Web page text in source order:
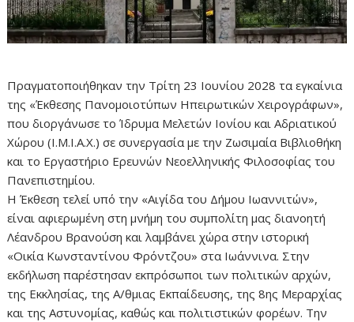
Πραγματοποιήθηκαν την Τρίτη 23 Ιουνίου 2028 τα εγκαίνια
της «Έκθεσης Πανομοιοτύπων Ηπειρωτικών Χειρογράφων»,
που διοργάνωσε το Ίδρυμα Μελετών Ιονίου και Αδριατικού
Χώρου (Ι.Μ.Ι.Α.Χ.) σε συνεργασία με την Ζωσιμαία Βιβλιοθήκη
και το Εργαστήριο Ερευνών Νεοελληνικής Φιλοσοφίας του
Πανεπιστημίου.
Η Έκθεση τελεί υπό την «Αιγίδα του Δήμου Ιωαννιτών»,
είναι αφιερωμένη στη μνήμη του συμπολίτη μας διανοητή
Λέανδρου Βρανούση και λαμβάνει χώρα στην ιστορική
«Οικία Κωνσταντίνου Φρόντζου» στα Ιωάννινα. Στην
εκδήλωση παρέστησαν εκπρόσωποι των πολιτικών αρχών,
της Εκκλησίας, της Α/θμιας Εκπαίδευσης, της 8ης Μεραρχίας
και της Αστυνομίας, καθώς και πολιτιστικών φορέων. Την